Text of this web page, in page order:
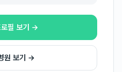
로필 보기 →
원 보기 →